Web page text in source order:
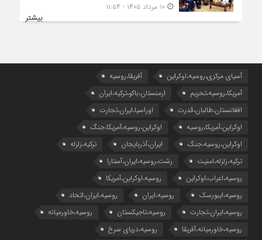
۱۰ مرداد ۱۴۰۵ - ۱۱:۵۴
بیشتر
آسیای مرکزی،روسیه،اوکراین
آفریقا،روسیه
آمریکا،روسیه،تحریم
ارمنستان،باکو،ترکیه،ایران
افغانستان،طالبان،قدرت
اوراسیا،ایران،تجارت
اوکراین،آمریکا،روسیه
اوکراین،روسیه،آمریکا،جنگ
اوکراین،روسیه،جنگ
ایران،آذربایجان
ترکیه،زلزله
ترکیه،زلزله،امنیت
رشت،روسیه،ایران،آستارا
روسیه،اعراب،اوکراین
روسیه،اوکراین،آمریکا
روسیه،ایبورسک
روسیه،ایران
روسیه،ایران،اتحاد
روسیه،ایران،تجارت
روسیه،تاجیکستان
روسیه،خاورمیانه
روسیه،خاورمیانه،آفریقا
روسیه،دریای سرخ